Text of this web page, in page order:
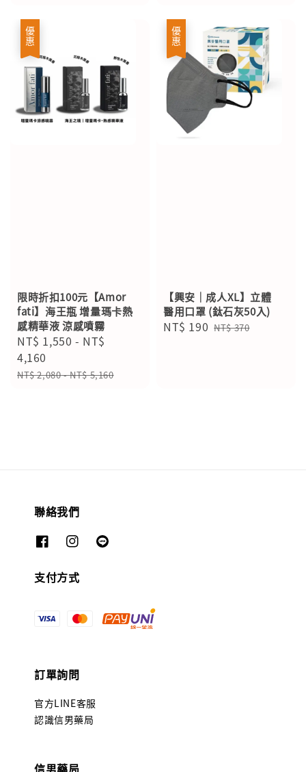
優惠
限時折扣100元【Amor
fati】海王瓶 增量瑪卡熱
感精華液 涼感噴霧
Sale
price
NT$ 1,550 - NT$
4,160
Regular
NT$ 2,080-NT$ 5,160
優惠
【興安｜成人XL】立體
醫用口罩 (鈦石灰50入)
Sale
NT$ 190 Regular
NT$ 370
聯絡我們
支付方式
訂單詢問
官方LINE客服
認識信男藥局
信男藥局